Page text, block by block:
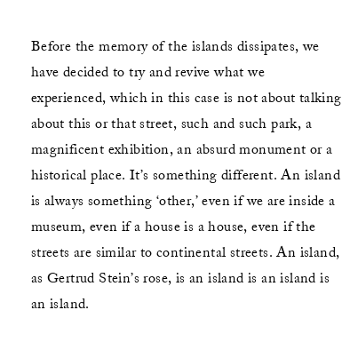
Before the memory of the islands dissipates, we
have decided to try and revive what we
experienced, which in this case is not about talking
about this or that street, such and such park, a
magnificent exhibition, an absurd monument or a
historical place. It’s something different. An island
is always something ‘other,’ even if we are inside a
museum, even if a house is a house, even if the
streets are similar to continental streets. An island,
as Gertrud Stein’s rose, is an island is an island is
an island.